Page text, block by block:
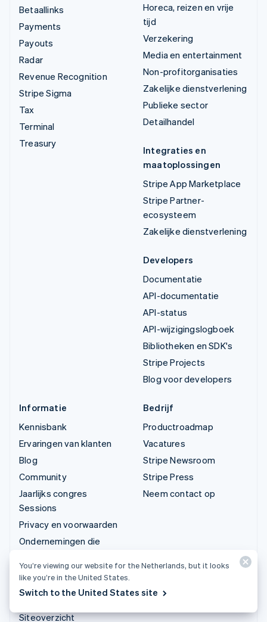
Betaallinks
Payments
Payouts
Radar
Revenue Recognition
Stripe Sigma
Tax
Terminal
Treasury
Horeca, reizen en vrije
tijd
Verzekering
Media en entertainment
Non-profitorganisaties
Zakelijke dienstverlening
Publieke sector
Detailhandel
Integraties en
maatoplossingen
Stripe App Marketplace
Stripe Partner-
ecosysteem
Zakelijke dienstverlening
Developers
Documentatie
API-documentatie
API-status
API-wijzigingslogboek
Bibliotheken en SDK's
Stripe Projects
Blog voor developers
Informatie
Kennisbank
Ervaringen van klanten
Blog
Community
Jaarlijks congres
Sessions
Privacy en voorwaarden
Ondernemingen die
waarvoor beperkingen
gelden
Siteoverzicht
Bedrijf
Productroadmap
Vacatures
Stripe Newsroom
Stripe Press
Neem contact op
You’re viewing our website for the Netherlands, but it looks
like you’re in the United States.
Switch to the United States site